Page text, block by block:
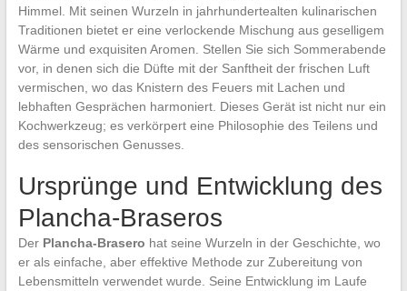
Himmel. Mit seinen Wurzeln in jahrhundertealten kulinarischen
Traditionen bietet er eine verlockende Mischung aus geselligem
Wärme und exquisiten Aromen. Stellen Sie sich Sommerabende
vor, in denen sich die Düfte mit der Sanftheit der frischen Luft
vermischen, wo das Knistern des Feuers mit Lachen und
lebhaften Gesprächen harmoniert. Dieses Gerät ist nicht nur ein
Kochwerkzeug; es verkörpert eine Philosophie des Teilens und
des sensorischen Genusses.
Ursprünge und Entwicklung des
Plancha-Braseros
Der Plancha-Brasero hat seine Wurzeln in der Geschichte, wo
er als einfache, aber effektive Methode zur Zubereitung von
Lebensmitteln verwendet wurde. Seine Entwicklung im Laufe